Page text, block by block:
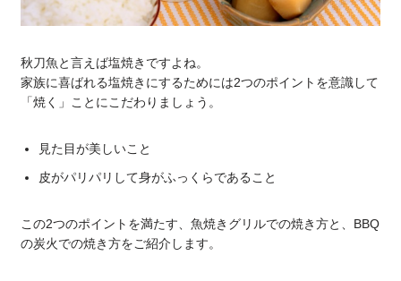
秋刀魚と言えば塩焼きですよね。
家族に喜ばれる塩焼きにするためには2つのポイントを意識して
「焼く」ことにこだわりましょう。
見た目が美しいこと
皮がパリパリして身がふっくらであること
この2つのポイントを満たす、魚焼きグリルでの焼き方と、BBQ
の炭火での焼き方をご紹介します。